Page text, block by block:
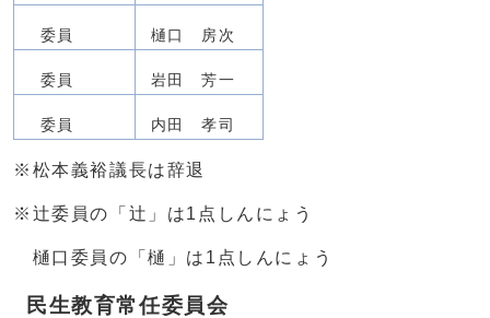
委員 樋口 房次
委員 岩田 芳一
委員 内田 孝司
※松本義裕議長は辞退
※辻委員の「辻」は1点しんにょう
樋口委員の「樋」は1点しんにょう
民生教育常任委員会